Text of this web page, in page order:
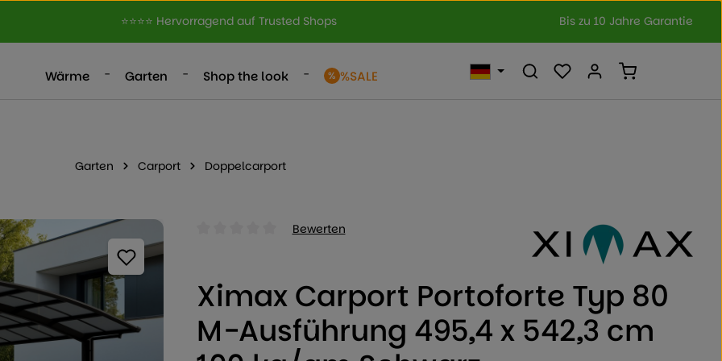
⭐⭐⭐⭐ Hervorragend auf Trusted Shops Bis zu 10 Jahre Garantie
Wärme - Garten - Shop the look - %SALE
Du hast 0 Produkte auf dem
Warenkorb
Garten Carport Doppelcarport
Bewerten
Ximax Carport Portoforte Typ 80
M-Ausführung 495,4 x 542,3 cm